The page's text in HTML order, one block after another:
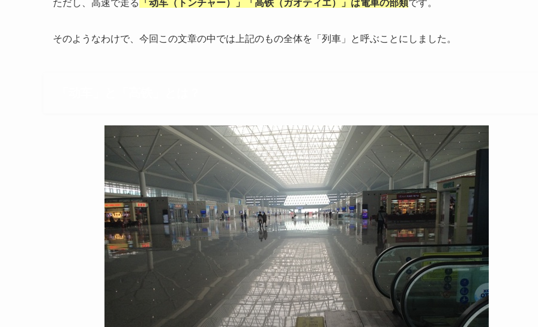
ただし、高速で走る 「动车（トンチャー）」「高铁（ガオティエ）」は電車の部類です。
そのようなわけで、今回この文章の中では上記のもの全体を「列車」と呼ぶことにしました。